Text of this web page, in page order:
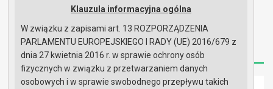
Strona główna Mapa serwisu Aktualności
Redakcja Instrukcja korzystania Dostępność
Strona główna
Klauzula informacyjna ogólna
W związku z zapisami art. 13 ROZPORZĄDZENIA
PARLAMENTU EUROPEJSKIEGO I RADY (UE) 2016/679 z
dnia 27 kwietnia 2016 r. w sprawie ochrony osób
fizycznych w związku z przetwarzaniem danych
osobowych i w sprawie swobodnego przepływu takich